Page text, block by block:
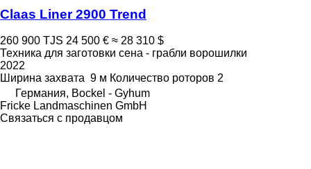
Claas Liner 2900 Trend
260 900 TJS 24 500 € ≈ 28 310 $
Техника для заготовки сена - грабли ворошилки
2022
Ширина захвата 9 м Количество роторов 2
Германия, Bockel - Gyhum
Fricke Landmaschinen GmbH
Связаться с продавцом